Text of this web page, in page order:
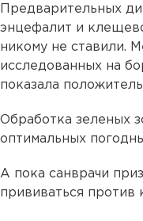
Предварительных
энцефалит и
никому не ставили.
исследованных на
показала
Обработка зеленых
оптимальных
А пока санврачи
прививаться против